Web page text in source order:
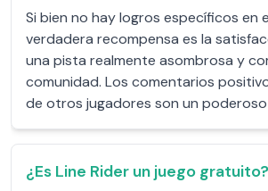
Si bien no hay logros específicos en
verdadera recompensa es la
una pista realmente asombrosa y
comunidad. Los comentarios
de otros jugadores son un
¿Es Line Rider un juego gratuito?